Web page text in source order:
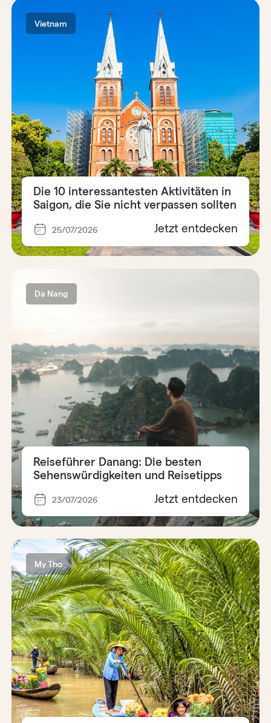
Vietnam
Die 10 interessantesten Aktivitäten in
Saigon, die Sie nicht verpassen sollten
25/07/2026 Jetzt entdecken
Da Nang
Reiseführer Danang: Die besten
Sehenswürdigkeiten und Reisetipps
23/07/2026 Jetzt entdecken
My Tho